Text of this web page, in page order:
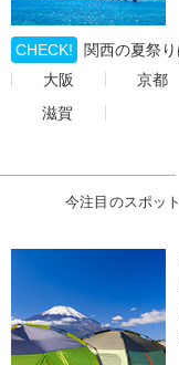
CHECK!
関西の夏祭
大阪
京都
滋賀
今注目のスポッ